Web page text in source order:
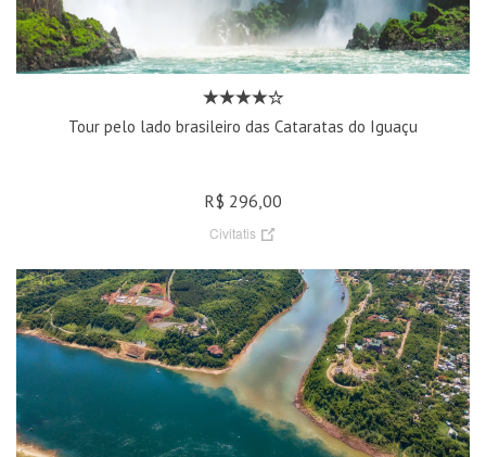
Tour pelo lado brasileiro das Cataratas do Iguaçu
R$ 296,00
Civitatis